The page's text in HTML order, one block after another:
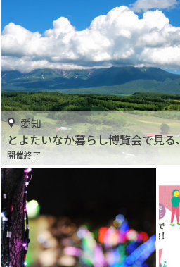
愛知
とよたいなか暮らし博覧会で見
開催終了